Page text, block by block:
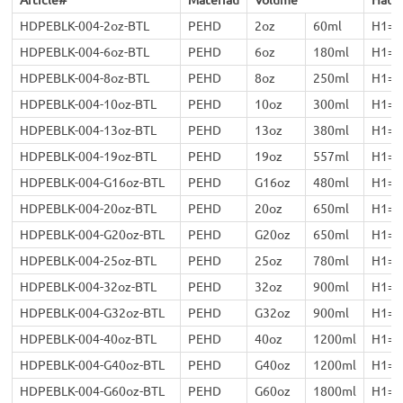
HDPEBLK-004-2oz-BTL
PEHD 2oz 60ml
HDPEBLK-004-6oz-BTL
PEHD 6oz 180ml
HDPEBLK-004-8oz-BTL
PEHD 8oz 250ml
HDPEBLK-004-10oz-BTL
PEHD 10oz 300ml
HDPEBLK-004-13oz-BTL
PEHD 13oz 380ml
HDPEBLK-004-19oz-BTL
PEHD 19oz 557ml
HDPEBLK-004-G16oz-BTL
PEHD G16oz 480ml
HDPEBLK-004-20oz-BTL
PEHD 20oz 650ml
HDPEBLK-004-G20oz-BTL
PEHD G20oz 650ml
HDPEBLK-004-25oz-BTL
PEHD 25oz 780ml
HDPEBLK-004-32oz-BTL
PEHD 32oz 900ml
HDPEBLK-004-G32oz-BTL
PEHD G32oz 900ml
HDPEBLK-004-40oz-BTL
PEHD 40oz 1200ml
HDPEBLK-004-G40oz-BTL
PEHD G40oz 1200ml
HDPEBLK-004-G60oz-BTL
PEHD G60oz 1800ml